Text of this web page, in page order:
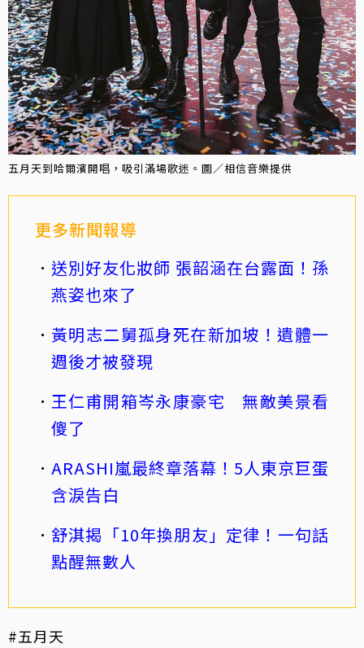
五月天到哈爾濱開唱，吸引滿場歌迷。圖／相信音樂提供
更多新聞報導
送別好友化妝師 張韶涵在台露面！孫
燕姿也來了
黃明志二舅孤身死在新加坡！遺體一
週後才被發現
王仁甫開箱岑永康豪宅 無敵美景看
傻了
ARASHI嵐最終章落幕！5人東京巨蛋
含淚告白
舒淇揭「10年換朋友」定律！一句話
點醒無數人
#五月天